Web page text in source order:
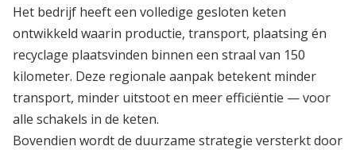
Het bedrijf heeft een volledige gesloten keten
ontwikkeld waarin productie, transport, plaatsing én
recyclage plaatsvinden binnen een straal van 150
kilometer. Deze regionale aanpak betekent minder
transport, minder uitstoot en meer efficiëntie — voor
alle schakels in de keten.
Bovendien wordt de duurzame strategie versterkt door